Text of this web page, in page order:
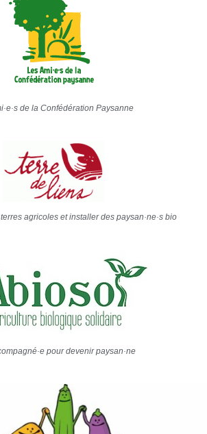
de la Confédération Paysanne
agricoles et installer des paysan·ne·s bio
pour devenir paysan·ne